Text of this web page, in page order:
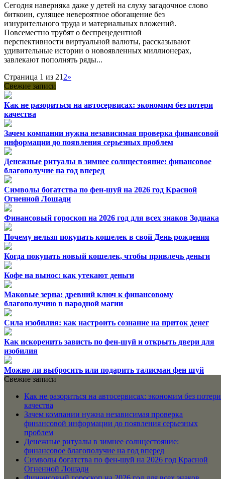
Сегодня наверняка даже у детей на слуху загадочное слово
биткоин, сулящее невероятное обогащение без
изнурительного труда и материальных вложений.
Повсеместно трубят о беспрецедентной
перспективности виртуальной валюты, рассказывают
удивительные истории о новоявленных миллионерах,
завлекают пополнять ряды...
Страница 1 из 21 2»
Свежие записи
Как не разориться на автосервисах: экономим без потери
качества
Зачем компании нужна независимая проверка финансовой
информации до появления серьезных проблем
Денежные ритуалы в зимнее солнцестояние: финансовое
благополучие на год вперед
Символы богатства по фен-шуй на 2026 год Красной
Огненной Лошади
Финансовый гороскоп на 2026 год для всех знаков Зодиака
Почему нельзя покупать кошелек в свой День рождения
Когда покупать новый кошелек, чтобы привлечь деньги
Кофе на вынос: как утекают деньги
Маковые зерна: древний ключ к финансовому
благополучию в народной магии
Сила изобилия: как настроить сознание на приток денег
Как искоренить зависть по фен-шуй и открыть двери для
изобилия
Можно ли выбросить или подарить талисман фен шуй
Свежие записи
Как не разориться на автосервисах: экономим без потери
качества
Зачем компании нужна независимая проверка
финансовой информации до появления серьезных
проблем
Денежные ритуалы в зимнее солнцестояние:
финансовое благополучие на год вперед
Символы богатства по фен-шуй на 2026 год Красной
Огненной Лошади